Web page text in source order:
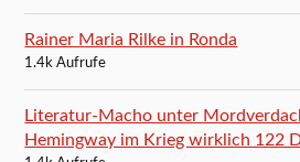
Rainer Maria Rilke in Ronda
1.4k Aufrufe
Literatur-Macho unter
Hemingway im Krieg wirklich 122